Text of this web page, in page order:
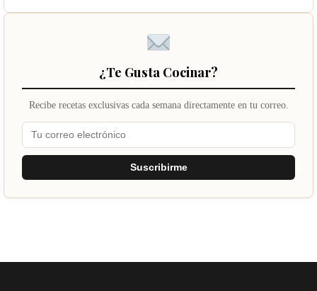
¿Te Gusta Cocinar?
Recibe recetas exclusivas cada semana directamente en tu correo.
Suscribirme